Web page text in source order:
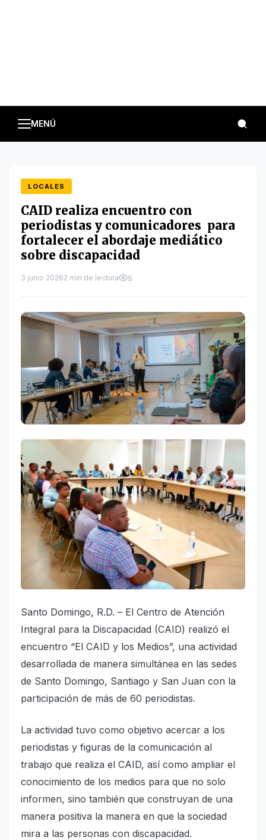
MENÚ
LOCALES
CAID realiza encuentro con
periodistas y comunicadores para
fortalecer el abordaje mediático
sobre discapacidad
3 junio 20262 min de lectura 5
Santo Domingo, R.D. – El Centro de Atención
Integral para la Discapacidad (CAID) realizó el
encuentro “El CAID y los Medios”, una actividad
desarrollada de manera simultánea en las sedes
de Santo Domingo, Santiago y San Juan con la
participación de más de 60 periodistas.
La actividad tuvo como objetivo acercar a los
periodistas y figuras de la comunicación al
trabajo que realiza el CAID, así como ampliar el
conocimiento de los medios para que no solo
informen, sino también que construyan de una
manera positiva la manera en que la sociedad
mira a las personas con discapacidad.